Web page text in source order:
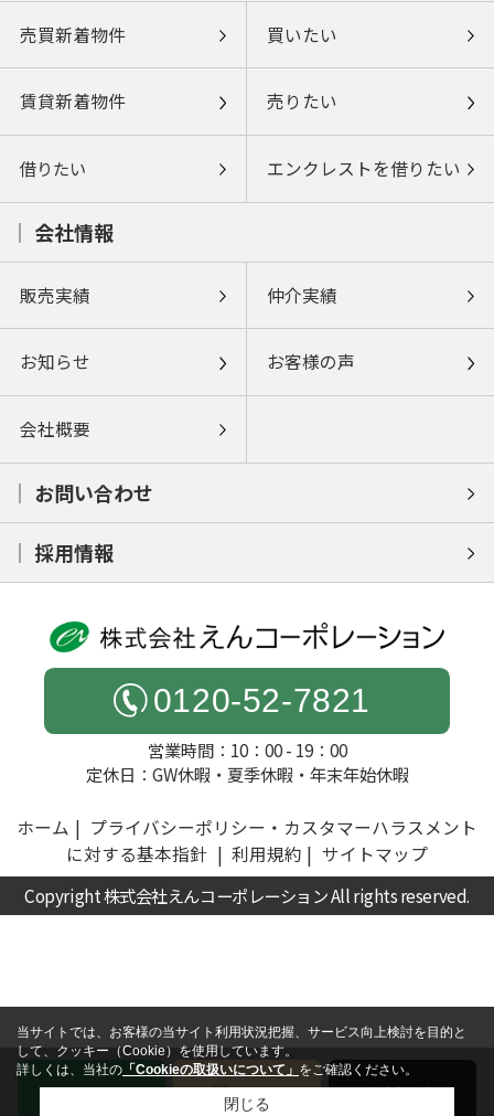
売買新着物件 買いたい
賃貸新着物件 売りたい
借りたい エンクレストを借りたい
会社情報
販売実績 仲介実績
お知らせ お客様の声
会社概要
お問い合わせ
採用情報
0120-52-7821
営業時間：10：00 - 19：00
定休日：GW休暇・夏季休暇・年末年始休暇
ホーム
プライバシーポリシー・カスタマーハラスメント
に対する基本指針
利用規約 サイトマップ
Copyright 株式会社えんコーポレーション All rights reserved.
電話 お問い合わせ 無料査定
当サイトでは、お客様の当サイト利用状況把握、サービス向上検討を目的と
して、クッキー（Cookie）を使用しています。
詳しくは、当社の 「Cookieの取扱いについて」 をご確認ください。
閉じる